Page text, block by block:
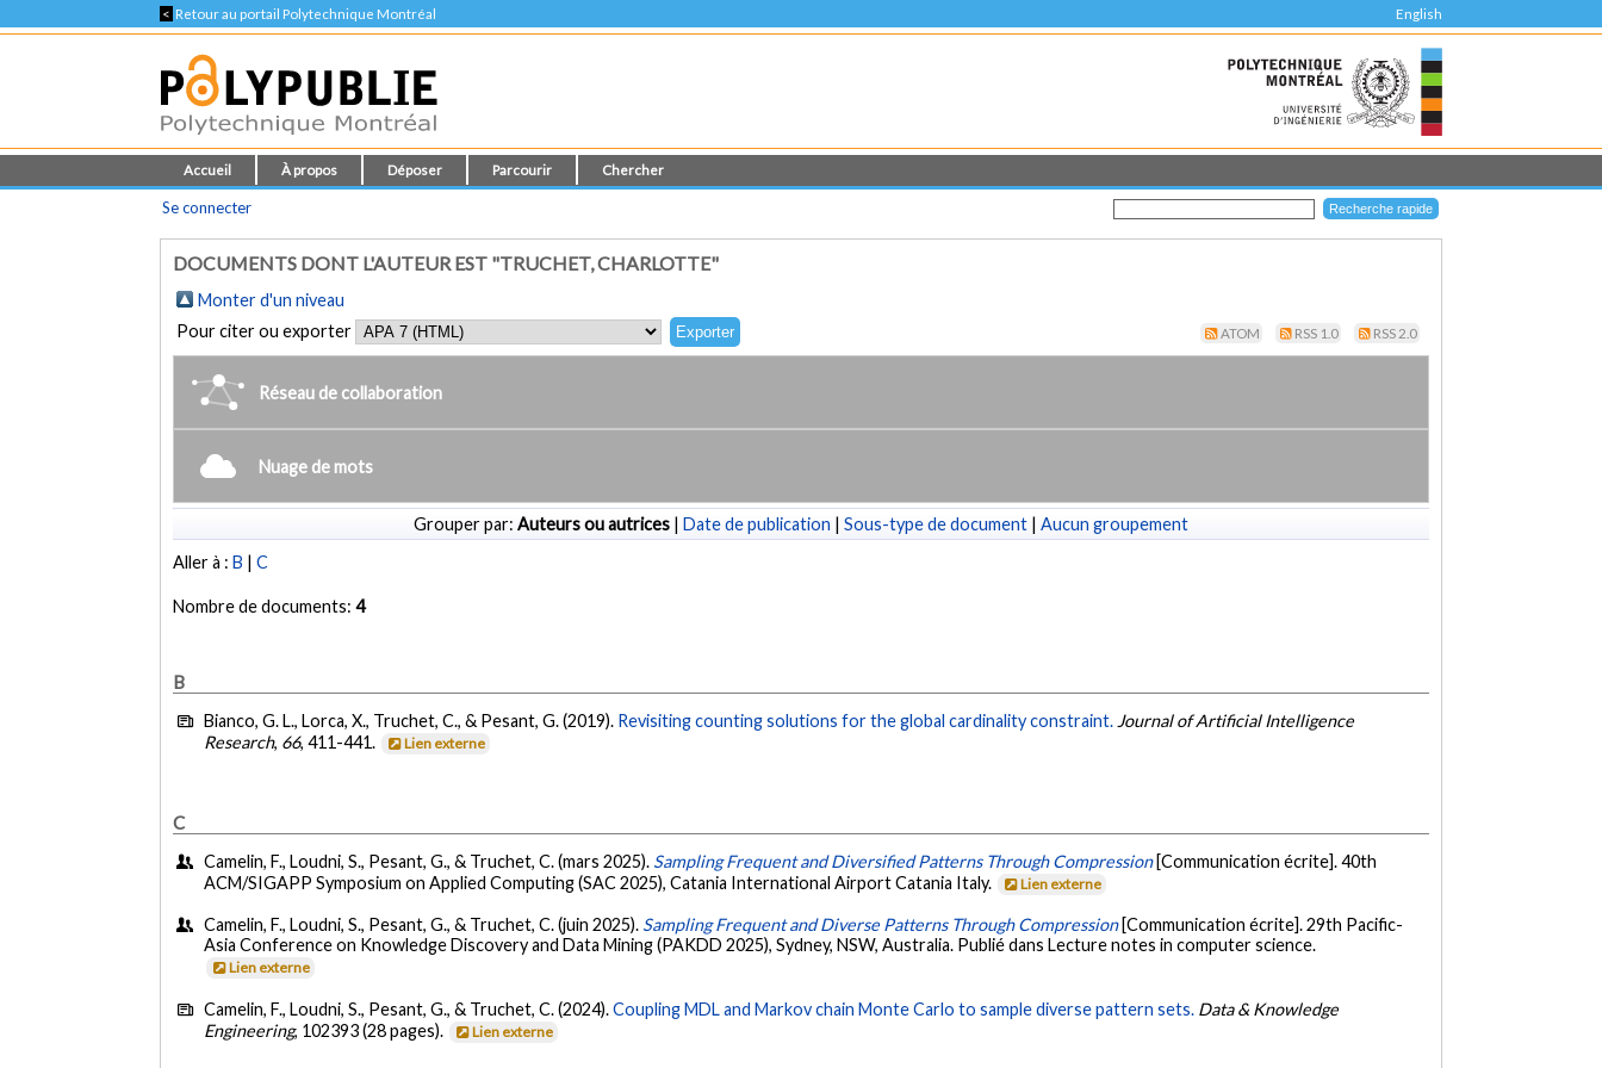
< Retour au portail Polytechnique Montréal English
Accueil À propos Déposer Parcourir Chercher
Se connecter
DOCUMENTS DONT L'AUTEUR EST "TRUCHET, CHARLOTTE"
Monter d'un niveau
Pour citer ou exporter
ATOM RSS 1.0 RSS 2.0
Réseau de collaboration
Nuage de mots
Grouper par: Auteurs ou autrices | Date de publication | Sous-type de document | Aucun groupement
Aller à :B |C
Nombre de documents:4
B
Bianco, G. L., Lorca, X., Truchet, C., & Pesant, G. (2019). Revisiting counting solutions for the global cardinality constraint. Journal of Artificial Intelligence
Research, 66, 411-441. Lien externe
C
Camelin, F., Loudni, S., Pesant, G., & Truchet, C. (mars 2025). Sampling Frequent and Diversified Patterns Through Compression [Communication écrite]. 40th
ACM/SIGAPP Symposium on Applied Computing (SAC 2025), Catania International Airport Catania Italy.
Lien externe
Camelin, F., Loudni, S., Pesant, G., & Truchet, C. (juin 2025). Sampling Frequent and Diverse Patterns Through Compression [Communication écrite]. 29th Pacific-
Asia Conference on Knowledge Discovery and Data Mining (PAKDD 2025), Sydney, NSW, Australia. Publié dans Lecture notes in computer science.
Lien externe
Camelin, F., Loudni, S., Pesant, G., & Truchet, C. (2024).Coupling MDL and Markov chain Monte Carlo to sample diverse pattern sets. Data & Knowledge
Engineering, 102393 (28 pages). Lien externe